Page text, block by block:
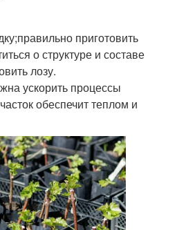
приготовить
о структуре и составе
лозу.
ускорить процессы
обеспечит теплом и